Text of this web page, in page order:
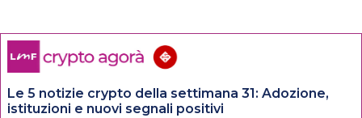
Le 5 notizie crypto della settimana 31: Adozione,
istituzioni e nuovi segnali positivi